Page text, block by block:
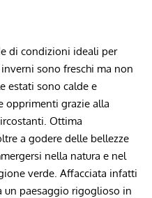
di ‌condizioni ⁤ideali per
⁢sono freschi ma⁣ non
estati sono calde ⁣e
opprimenti ​grazie alla
⁢Ottima​
a godere ⁤delle bellezze
nella natura e nel
verde. Affacciata infatti
un ⁢paesaggio rigoglioso in